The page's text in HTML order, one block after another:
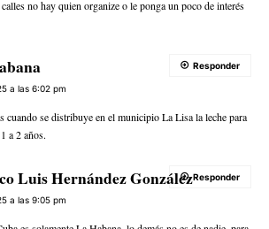
no hay quien organize o le ponga un poco de interés
a las 6:02 pm
cuando se distribuye en el municipio La Lisa la leche para
a 2 años.
Responder
Luis Hernández González
a las 9:05 pm
Responder